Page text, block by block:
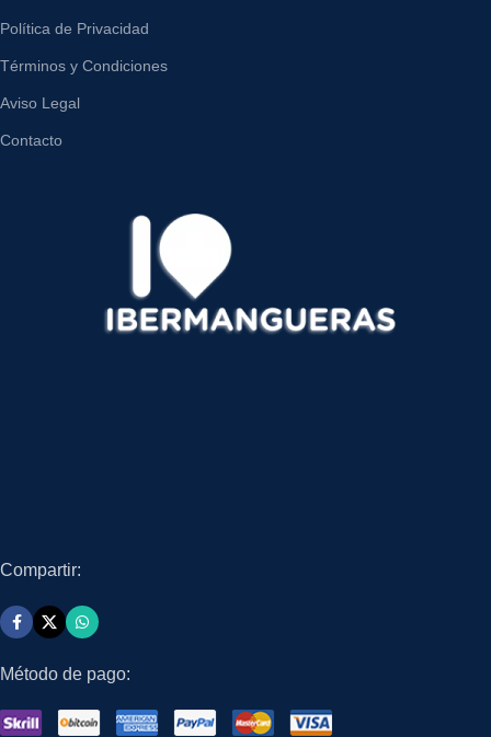
Política de Privacidad
Términos y Condiciones
Aviso Legal
Contacto
Compartir:
Método de pago: